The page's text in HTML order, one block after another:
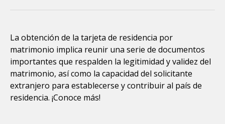
La obtención de la tarjeta de residencia por
matrimonio implica reunir una serie de documentos
importantes que respalden la legitimidad y validez del
matrimonio, así como la capacidad del solicitante
extranjero para establecerse y contribuir al país de
residencia. ¡Conoce más!